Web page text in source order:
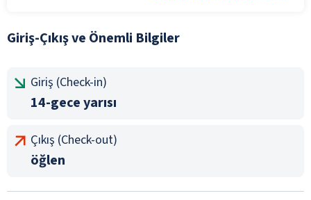
Giriş-Çıkış ve Önemli Bilgiler
Giriş (Check-in)
14-gece yarısı
Çıkış (Check-out)
öğlen